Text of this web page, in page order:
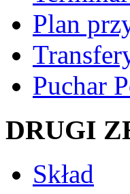
Plan
Puchar
DRUGI
Skład